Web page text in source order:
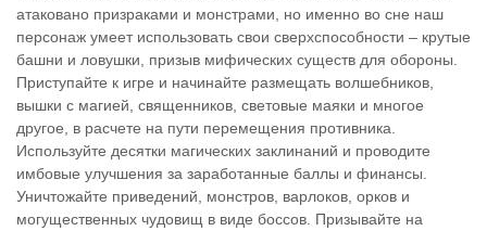
атаковано призраками и монстрами, но именно во сне наш
персонаж умеет использовать свои сверхспособности – крутые
башни и ловушки, призыв мифических существ для обороны.
Приступайте к игре и начинайте размещать волшебников,
вышки с магией, священников, световые маяки и многое
другое, в расчете на пути перемещения противника.
Используйте десятки магических заклинаний и проводите
имбовые улучшения за заработанные баллы и финансы.
Уничтожайте приведений, монстров, варлоков, орков и
могущественных чудовищ в виде боссов. Призывайте на